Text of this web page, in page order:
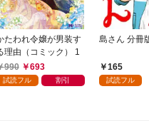
たわれ令嬢が男装す
理由（コミック） 1
990
693
試読フル 割引
島さん 分冊
165
試読フル